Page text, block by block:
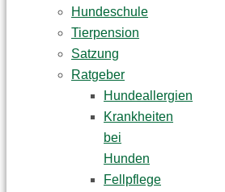
Hundeschule
Tierpension
Satzung
Ratgeber
Hundeallergien
Krankheiten
bei
Hunden
Fellpflege